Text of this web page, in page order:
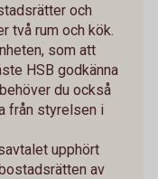
och
två rum och kök.
som att
HSB godkänna
du också
från styrelsen i
upphört
av